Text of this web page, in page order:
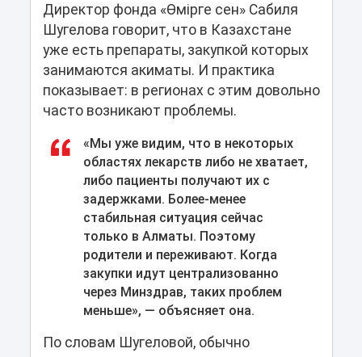
Директор фонда «Өмірге сен» Сабиля
Шугелова говорит, что в Казахстане
уже есть препараты, закупкой которых
занимаются акиматы. И практика
показывает: в регионах с этим довольно
часто возникают проблемы.
«Мы уже видим, что в некоторых
областях лекарств либо не хватает,
либо пациенты получают их с
задержками. Более-менее
стабильная ситуация сейчас
только в Алматы. Поэтому
родители и переживают. Когда
закупки идут централизованно
через Минздрав, таких проблем
меньше», — объясняет она.
По словам Шугеловой, обычно